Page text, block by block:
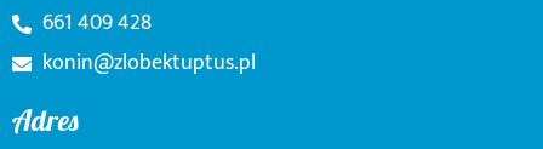
661 409 428
konin@zlobektuptus.pl
Adres